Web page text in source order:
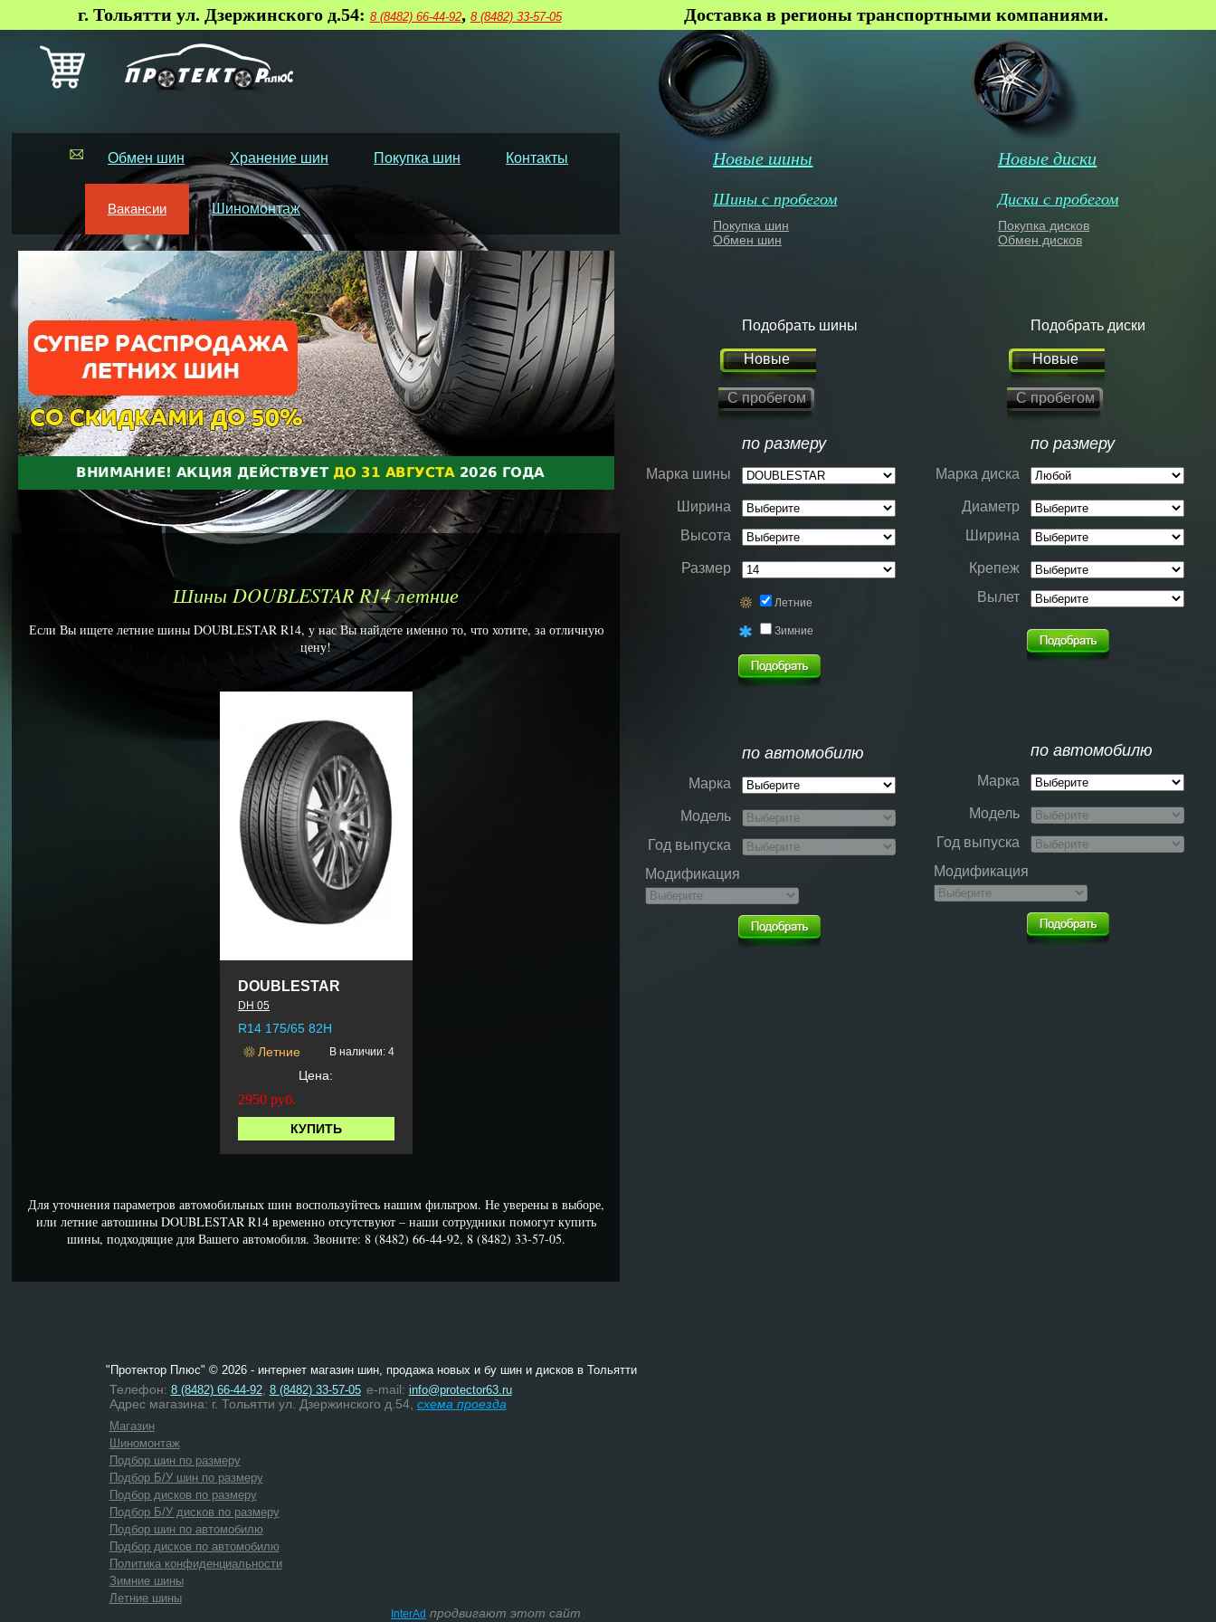
г. Тольятти ул. Дзержинского д.54: 8 (8482) 66-44-92, 8 (8482) 33-57-05 Доставка в регионы транспортными компаниями.
Обмен шин Хранение шин Покупка шин Контакты
Вакансии Шиномонтаж
Шины DOUBLESTAR R14 летние
Если Вы ищете летние шины DOUBLESTAR R14, у нас Вы найдете именно то, что хотите, за отличную
цену!
DOUBLESTAR
DH 05
R14 175/65 82H
Летние
В наличии: 4
Цена:
2950 руб.
КУПИТЬ
Для уточнения параметров автомобильных шин воспользуйтесь нашим фильтром. Не уверены в выборе,
или летние автошины DOUBLESTAR R14 временно отсутствуют – наши сотрудники помогут купить
шины, подходящие для Вашего автомобиля. Звоните: 8 (8482) 66-44-92, 8 (8482) 33-57-05.
Новые шины
Шины с пробегом
Покупка шин
Обмен шин
Новые диски
Диски с пробегом
Покупка дисков
Обмен дисков
Подобрать шины
Новые
С пробегом
по размеру
Марка шины
Ширина
Высота
Размер
Летние
Зимние
по автомобилю
Марка
Модель
Год выпуска
Модификация
Подобрать диски
Новые
С пробегом
по размеру
Марка диска
Диаметр
Ширина
Крепеж
Вылет
по автомобилю
Марка
Модель
Год выпуска
Модификация
"Протектор Плюс" © 2026 - интернет магазин шин, продажа новых и бу шин и дисков в Тольятти
Телефон: 8 (8482) 66-44-92, 8 (8482) 33-57-05 e-mail: info@protector63.ru
Адрес магазина: г. Тольятти ул. Дзержинского д.54, схема проезда
Магазин
Шиномонтаж
Подбор шин по размеру
Подбор Б/У шин по размеру
Подбор дисков по размеру
Подбор Б/У дисков по размеру
Подбор шин по автомобилю
Подбор дисков по автомобилю
Политика конфиденциальности
Зимние шины
Летние шины
InterAd продвигают этот сайт